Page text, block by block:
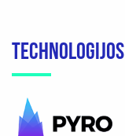
TECHNOLOGIJOS